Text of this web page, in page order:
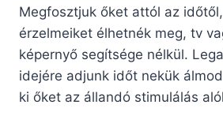
Megfosztjuk őket attól az
érzelmeiket élhetnék meg, tv
képernyő segítsége nélkül.
idejére adjunk időt nekük
ki őket az állandó stimulálás